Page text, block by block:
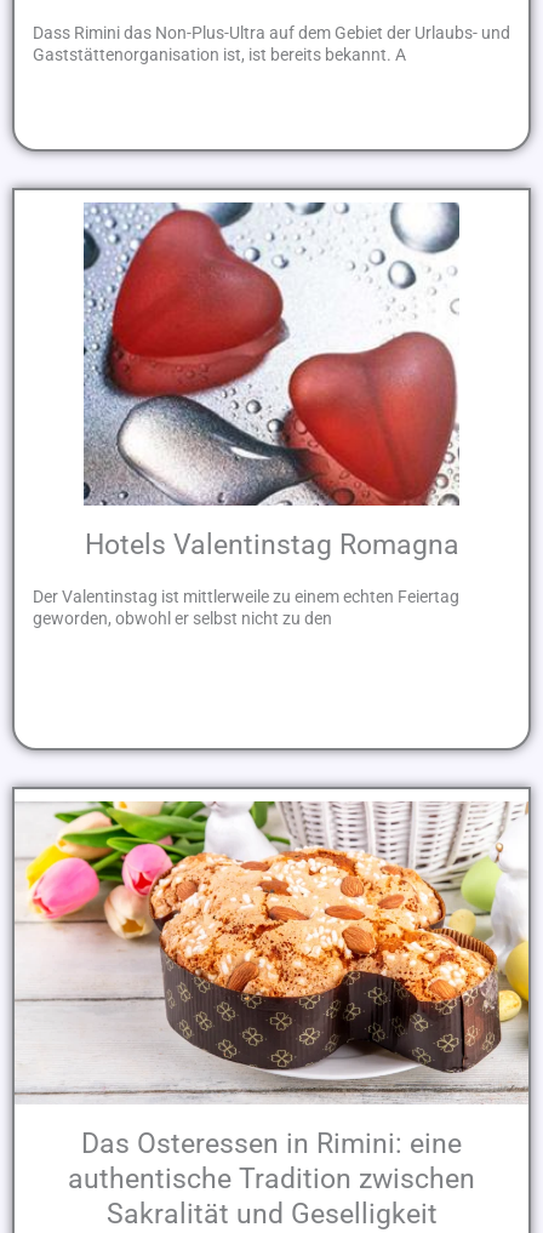
Dass Rimini das Non-Plus-Ultra auf dem Gebiet der Urlaubs- und
Gaststättenorganisation ist, ist bereits bekannt. A
Hotels Valentinstag Romagna
Der Valentinstag ist mittlerweile zu einem echten Feiertag
geworden, obwohl er selbst nicht zu den
Das Osteressen in Rimini: eine
authentische Tradition zwischen
Sakralität und Geselligkeit